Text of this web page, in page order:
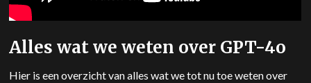
Alles wat we weten over GPT-4o
Hier is een overzicht van alles wat we tot nu toe weten over